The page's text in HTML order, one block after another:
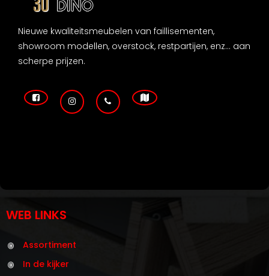
Nieuwe kwaliteitsmeubelen van faillisementen,
showroom modellen, overstock, restpartijen, enz... aan
scherpe prijzen.
WEB LINKS
Assortiment
In de kijker